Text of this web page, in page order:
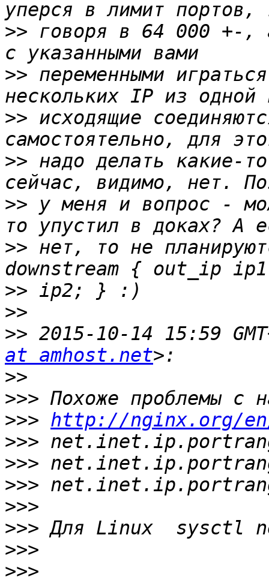
>> говоря в 64 000 +-,
>> переменными
>> исходящие
>> надо делать какие-
>> у меня и вопрос -
>> нет, то не
>>
>>
>> 2015-10-14 15:59
at amhost.net
>>
>>>
>>> http://nginx.org/
>>>
>>>
>>>
>>>
>>>
>>>
>>>